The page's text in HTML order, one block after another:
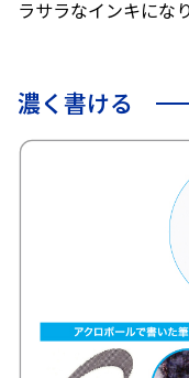
ラサラなインキにな
濃く書ける